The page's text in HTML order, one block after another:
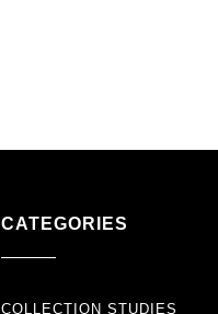
CATEGORIES
COLLECTION STUDIES